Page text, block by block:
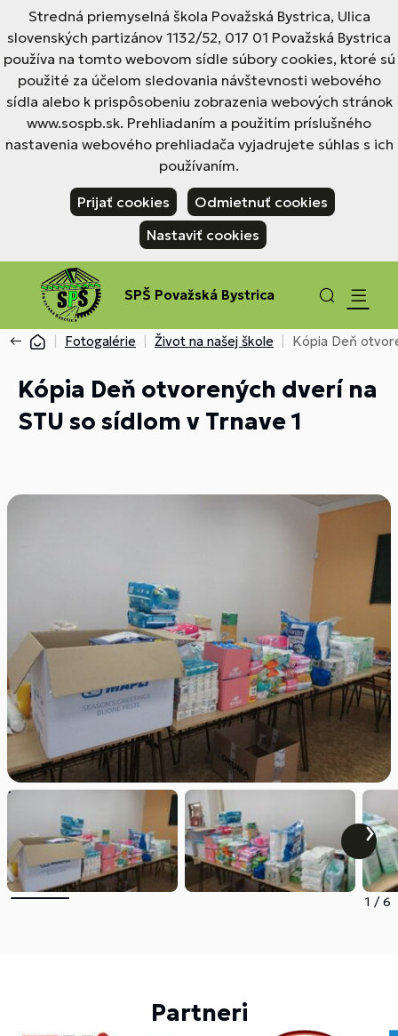
Stredná priemyselná škola Považská Bystrica, Ulica
slovenských partizánov 1132/52, 017 01 Považská Bystrica
používa na tomto webovom sídle súbory cookies, ktoré sú
použité za účelom sledovania návštevnosti webového
sídla alebo k prispôsobeniu zobrazenia webových stránok
www.sospb.sk. Prehliadaním a použitím príslušného
nastavenia webového prehliadača vyjadrujete súhlas s ich
používaním.
Prijať cookies
Odmietnuť cookies
Nastaviť cookies
SPŠ Považská Bystrica
Fotogalérie Život na našej škole Kópia Deň
Kópia Deň otvorených dverí na
STU so sídlom v Trnave 1
1 /6
Partneri